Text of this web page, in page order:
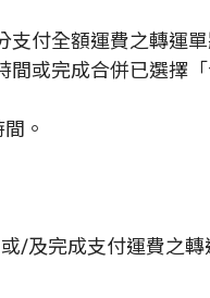
付全額運費之轉運單
或完成合併已選擇
。
/及完成支付運費之轉